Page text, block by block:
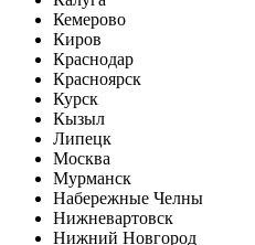
Кемерово
Киров
Краснодар
Красноярск
Курск
Кызыл
Липецк
Москва
Мурманск
Набережные Челны
Нижневартовск
Нижний Новгород